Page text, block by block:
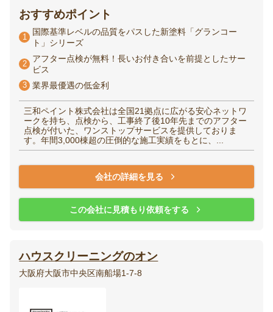
おすすめポイント
1
国際基準レベルの品質をパスした新塗料「グランコー
ト」シリーズ
2
アフター点検が無料！長いお付き合いを前提としたサー
ビス
3 業界最優遇の低金利
三和ペイント株式会社は全国21拠点に広がる安心ネットワ
ークを持ち、点検から、工事終了後10年先までのアフター
点検が付いた、ワンストップサービスを提供しておりま
す。年間3,000棟超の圧倒的な施工実績をもとに、...
会社の詳細を見る
この会社に見積もり依頼をする
ハウスクリーニングのオン
大阪府大阪市中央区南船場1-7-8